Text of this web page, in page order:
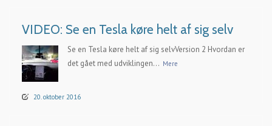
VIDEO: Se en Tesla køre helt af sig selv
Se en Tesla køre helt af sig selvVersion 2 Hvordan er
det gået med udviklingen... Mere
20. oktober 2016